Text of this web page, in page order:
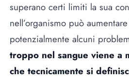
superano certi limiti la sua
nell’organismo può
potenzialmente alcuni
troppo nel sangue viene a
che tecnicamente si